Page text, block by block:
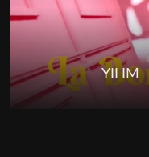
YILIM